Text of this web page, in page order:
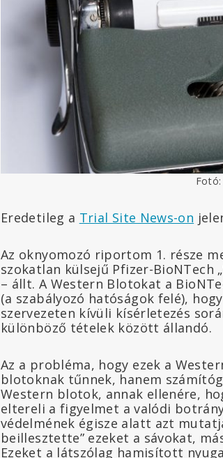
Fotó:
Eredetileg a Trial Site News-on
Az oknyomozó riportom 1. része
szokatlan külsejű Pfizer-BioNTech
– állt. A Western Blotokat a
(a szabályozó hatóságok felé),
szervezeten kívüli kísérletezés
különböző tételek között állandó.
Az a probléma, hogy ezek a
blotoknak tűnnek, hanem
Western blotok, annak ellenére,
eltereli a figyelmet a valódi
védelmének égisze alatt azt
beillesztette” ezeket a sávokat,
Ezeket a látszólag hamisított